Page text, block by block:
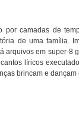
por camadas de
de uma família.
arquivos em super-8
líricos
brincam e dançam